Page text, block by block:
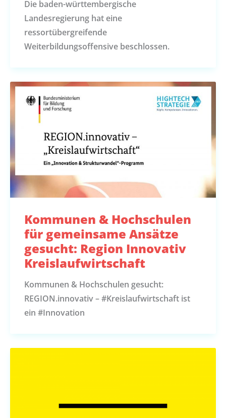
Die baden-württembergische
Landesregierung hat eine
ressortübergreifende
Weiterbildungsoffensive beschlossen.
Kommunen & Hochschulen
für gemeinsame Ansätze
gesucht: Region Innovativ
Kreislaufwirtschaft
Kommunen & Hochschulen gesucht:
REGION.innovativ – #Kreislaufwirtschaft ist
ein #Innovation